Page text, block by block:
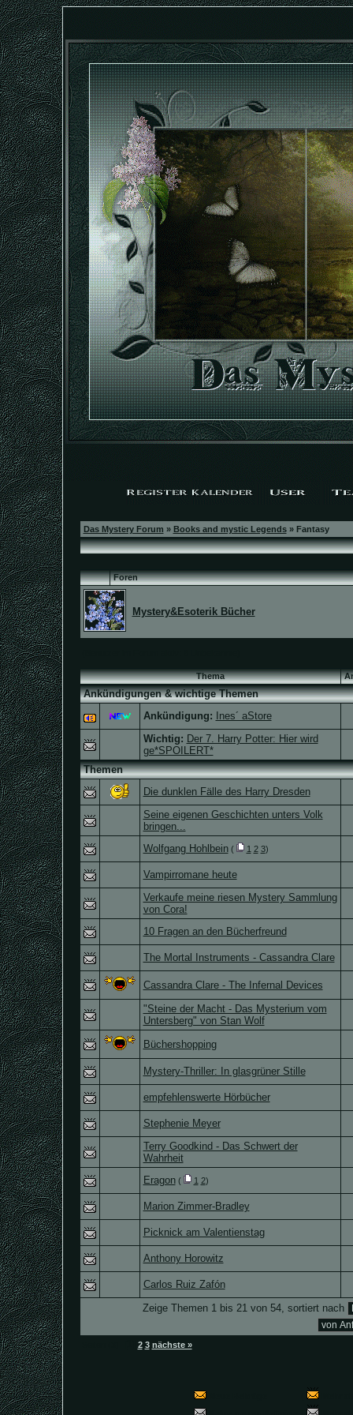
Das Mystery Forum » Books and mystic Legends» Fantasy
Foren
Mystery&Esoterik Bücher
Thema
Ankündigungen & wichtige Themen
Ankündigung:
Ines´ aStore
Wichtig: Der 7. Harry Potter: Hier wird
ge*SPOILERT*
Themen
Die dunklen Fälle des Harry Dresden
Seine eigenen Geschichten unters Volk
bringen...
Wolfgang Hohlbein( 1 2 3)
Vampirromane heute
Verkaufe meine riesen Mystery Sammlung
von Cora!
10 Fragen an den Bücherfreund
The Mortal Instruments - Cassandra Clare
Cassandra Clare - The Infernal Devices
"Steine der Macht - Das Mysterium vom
Untersberg" von Stan Wolf
Büchershopping
Mystery-Thriller: In glasgrüner Stille
empfehlenswerte Hörbücher
Stephenie Meyer
Terry Goodkind - Das Schwert der
Wahrheit
Eragon( 1 2)
Marion Zimmer-Bradley
Picknick am Valentienstag
Anthony Horowitz
Carlos Ruiz Zafón
Zeige Themen 1 bis 21 von 54, sortiert nach
2 3 nächste »